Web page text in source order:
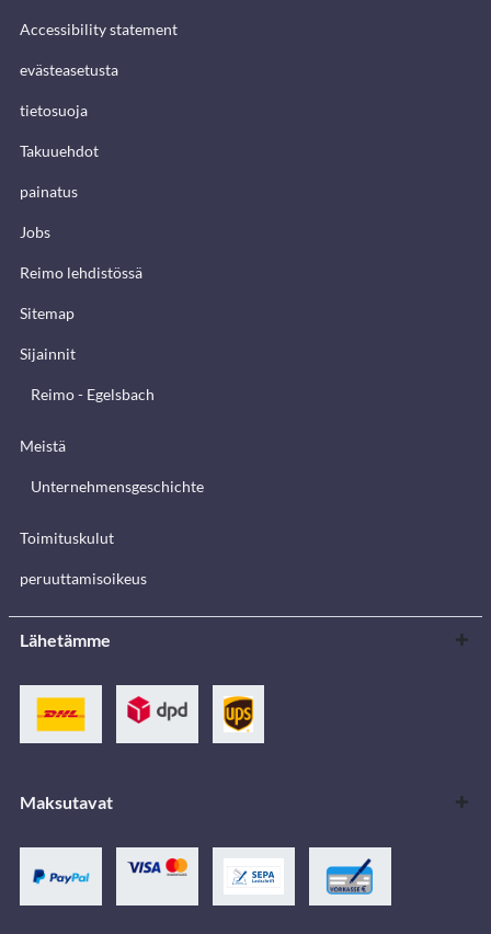
Accessibility statement
evästeasetusta
tietosuoja
Takuuehdot
painatus
Jobs
Reimo lehdistössä
Sitemap
Sijainnit
Reimo - Egelsbach
Meistä
Unternehmensgeschichte
Toimituskulut
peruuttamisoikeus
Lähetämme
Maksutavat